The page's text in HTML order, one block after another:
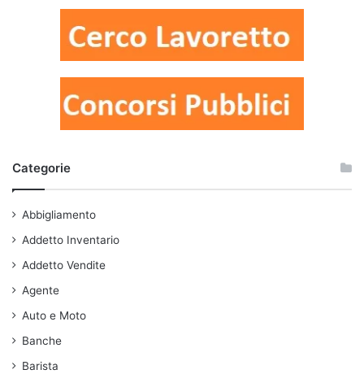
Categorie
Abbigliamento
Addetto Inventario
Addetto Vendite
Agente
Auto e Moto
Banche
Barista